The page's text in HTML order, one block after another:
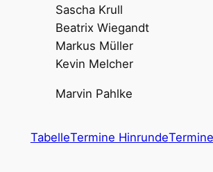
Sascha Krull
Beatrix Wiegandt
Markus Müller
Kevin Melcher
Marvin Pahlke
TabelleTermine Hinrunde